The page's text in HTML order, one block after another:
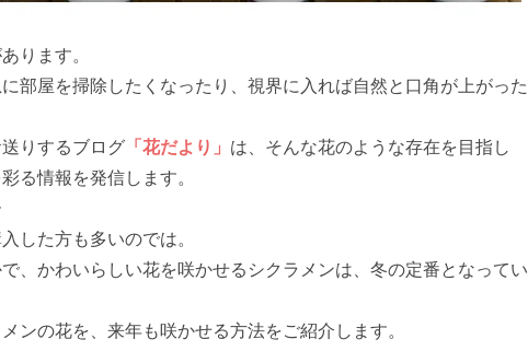
ります。
部屋を掃除したくなったり、視界に入れば自然と口角が上がった
りするブログ 「花だより」 は、そんな花のような存在を目指し
る情報を発信します。
した方も多いのでは。
、かわいらしい花を咲かせるシクラメンは、冬の定番となってい
ンの花を、来年も咲かせる方法をご紹介します。